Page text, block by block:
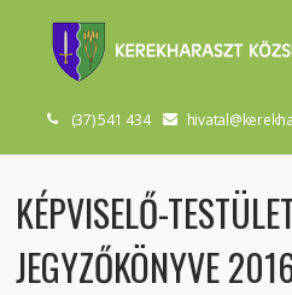
(37) 541 434
KÉPVISELŐ-
JEGYZŐKÖNYVE